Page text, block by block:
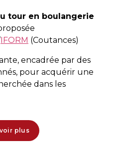
tour en boulangerie
IFORM (Coutances)
encadrée par des
pour acquérir une
dans les
plus